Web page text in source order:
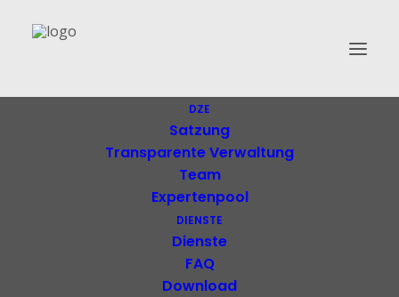
DZE
Satzung
Transparente Verwaltung
Team
Expertenpool
DIENSTE
Dienste
FAQ
Download